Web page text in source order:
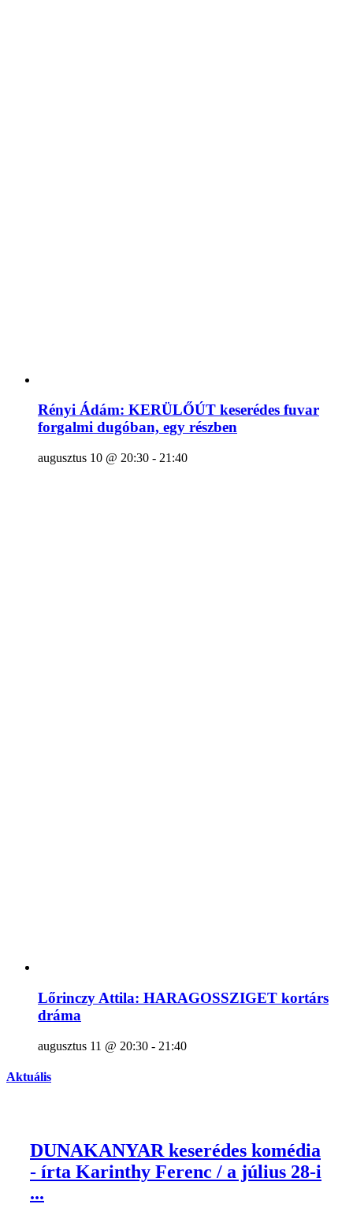
Rényi Ádám: KERÜLŐÚT keserédes fuvar
forgalmi dugóban, egy részben
augusztus 10 @ 20:30 - 21:40
Lőrinczy Attila: HARAGOSSZIGET kortárs
dráma
augusztus 11 @ 20:30 - 21:40
Aktuális
DUNAKANYAR keserédes komédia
- írta Karinthy Ferenc / a július 28-i
...